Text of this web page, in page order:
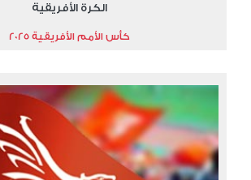
الكرة الأفريقية
كأس الأمم الأفريقية 2025